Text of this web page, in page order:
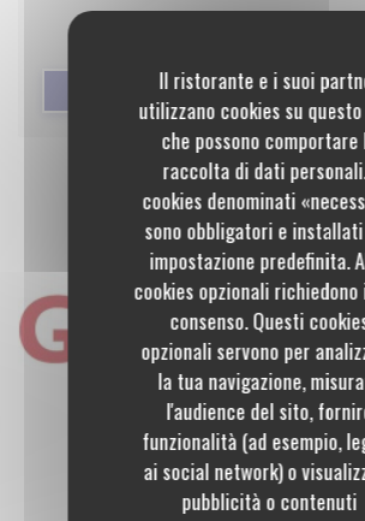
Il ristorante e i suoi
utilizzano cookies su
che possono comportare
raccolta di dati
cookies denominati
sono obbligatori e
impostazione predefinita.
cookies opzionali
consenso. Questi
opzionali servono per
la tua navigazione,
l'audience del sito,
funzionalità (ad esempio,
ai social network) o
pubblicità o contenuti
LEGGI L'ARTICOLO